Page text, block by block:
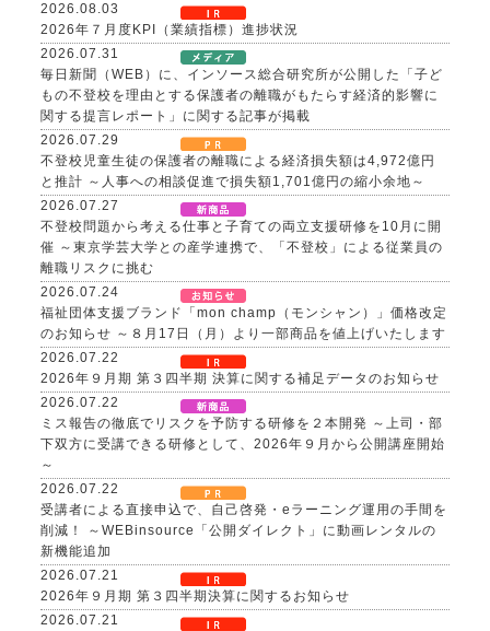
2026.08.03
2026年７月度KPI（業績指標）進捗状況
2026.07.31
毎日新聞（WEB）に、インソース総合研究所が公開した「子ど
もの不登校を理由とする保護者の離職がもたらす経済的影響に
関する提言レポート」に関する記事が掲載
2026.07.29
不登校児童生徒の保護者の離職による経済損失額は4,972億円
と推計 ～人事への相談促進で損失額1,701億円の縮小余地～
2026.07.27
不登校問題から考える仕事と子育ての両立支援研修を10月に開
催 ～東京学芸大学との産学連携で、「不登校」による従業員の
離職リスクに挑む
2026.07.24
福祉団体支援ブランド「mon champ（モンシャン）」価格改定
のお知らせ ～８月17日（月）より一部商品を値上げいたします
2026.07.22
2026年９月期 第３四半期 決算に関する補足データのお知らせ
2026.07.22
ミス報告の徹底でリスクを予防する研修を２本開発 ～上司・部
下双方に受講できる研修として、2026年９月から公開講座開始
～
2026.07.22
受講者による直接申込で、自己啓発・eラーニング運用の手間を
削減！ ～WEBinsource「公開ダイレクト」に動画レンタルの
新機能追加
2026.07.21
2026年９月期 第３四半期決算に関するお知らせ
2026.07.21